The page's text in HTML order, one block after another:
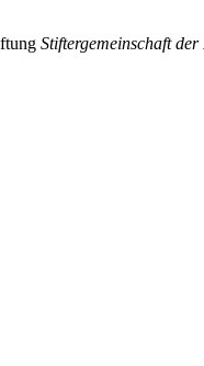
Stiftergemeinschaft